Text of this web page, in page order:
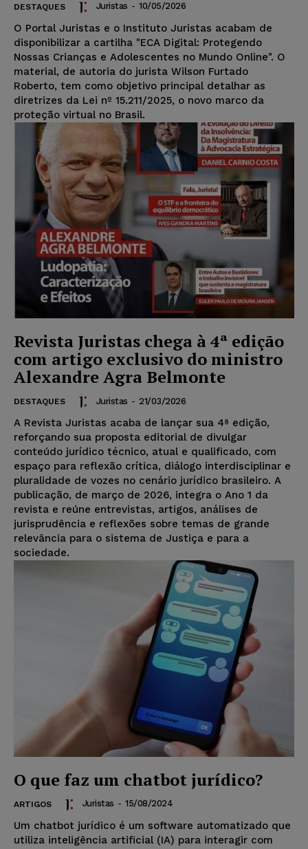
DESTAQUES Juristas - 10/05/2026
O Portal Juristas e o Instituto Juristas acabam de
disponibilizar a cartilha "ECA Digital: Protegendo
Nossas Crianças e Adolescentes no Mundo Online". O
material, de autoria do jurista Wilson Furtado
Roberto, tem como objetivo principal detalhar as
diretrizes da Lei nº 15.211/2025, o novo marco da
proteção virtual no Brasil.
Revista Juristas chega à 4ª edição
com artigo exclusivo do ministro
Alexandre Agra Belmonte
DESTAQUES Juristas - 21/03/2026
A Revista Juristas acaba de lançar sua 4ª edição,
reforçando sua proposta editorial de divulgar
conteúdo jurídico técnico, atual e qualificado, com
espaço para reflexão crítica, diálogo interdisciplinar e
pluralidade de vozes no cenário jurídico brasileiro. A
publicação, de março de 2026, integra o Ano 1 da
revista e reúne entrevistas, artigos, análises de
jurisprudência e reflexões sobre temas de grande
relevância para o sistema de Justiça e para a
sociedade.
O que faz um chatbot jurídico?
ARTIGOS Juristas - 15/08/2024
Um chatbot jurídico é um software automatizado que
utiliza inteligência artificial (IA) para interagir com